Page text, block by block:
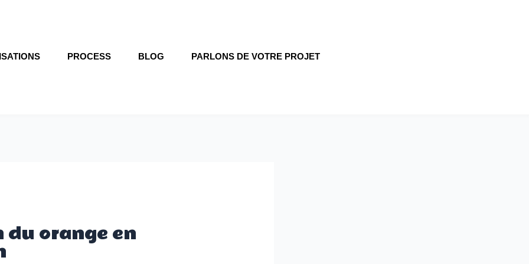
PROCESS BLOG PARLONS DE VOTRE PROJET
orange en